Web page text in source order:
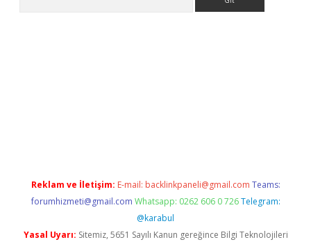
Reklam ve İletişim: E-mail: backlinkpaneli@gmail.com Teams:
forumhizmeti@gmail.com Whatsapp: 0262 606 0 726 Telegram:
@karabul
Yasal Uyarı: Sitemiz, 5651 Sayılı Kanun gereğince Bilgi Teknolojileri